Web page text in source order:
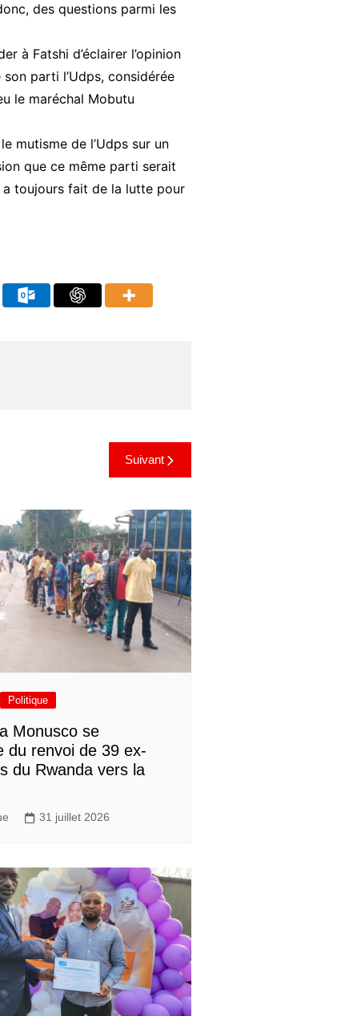
des questions parmi les
à Fatshi d’éclairer l’opinion
parti l’Udps, considérée
le maréchal Mobutu
mutisme de l’Udps sur un
que ce même parti serait
a toujours fait de la lutte pour
Suivant
Politique
Monusco se
du renvoi de 39 ex-
du Rwanda vers la
31 juillet 2026